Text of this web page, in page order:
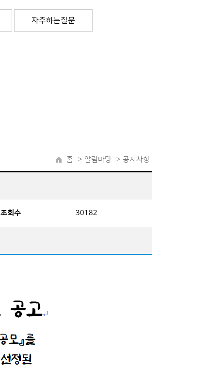
자주하는질문
> 공지사항
> 알림마당
홈
조회수 30182